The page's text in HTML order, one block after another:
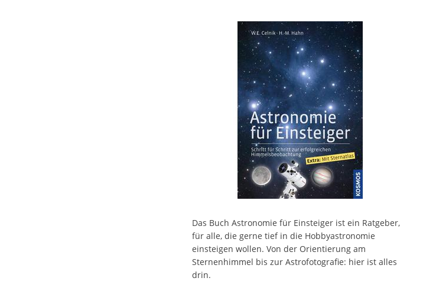
Das Buch Astronomie für Einsteiger ist ein Ratgeber,
für alle, die gerne tief in die Hobbyastronomie
einsteigen wollen. Von der Orientierung am
Sternenhimmel bis zur Astrofotografie: hier ist alles
drin.